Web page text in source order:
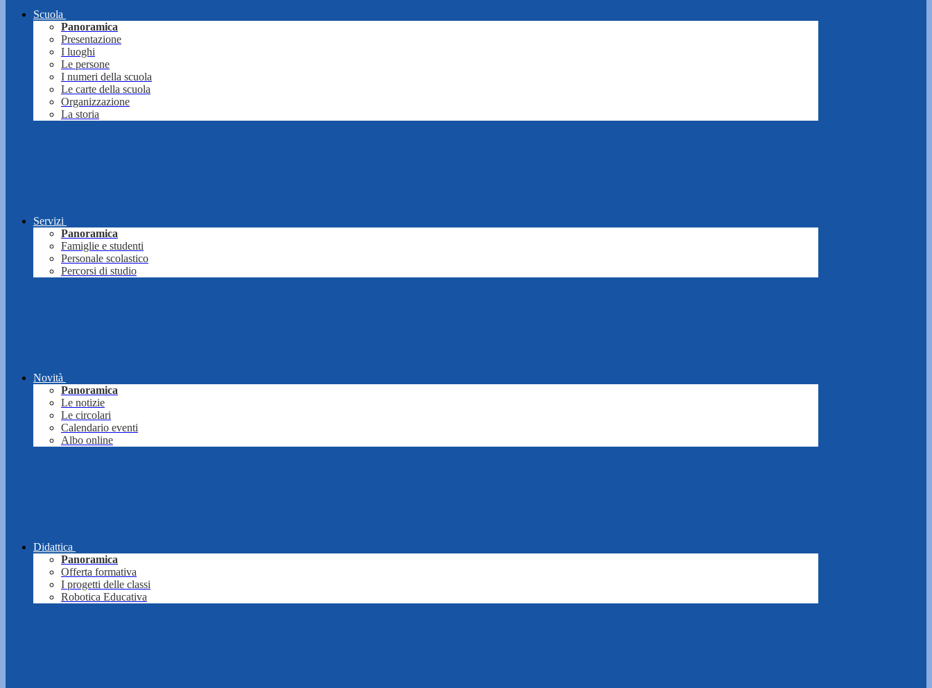
Scuola
Panoramica
Presentazione
I luoghi
Le persone
I numeri della scuola
Le carte della scuola
Organizzazione
La storia
Servizi
Panoramica
Famiglie e studenti
Personale scolastico
Percorsi di studio
Novità
Panoramica
Le notizie
Le circolari
Calendario eventi
Albo online
Didattica
Panoramica
Offerta formativa
I progetti delle classi
Robotica Educativa